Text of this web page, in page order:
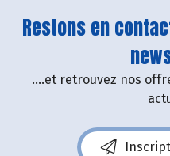
Restons en
....et retrouvez nos